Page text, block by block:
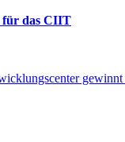
für das CIIT